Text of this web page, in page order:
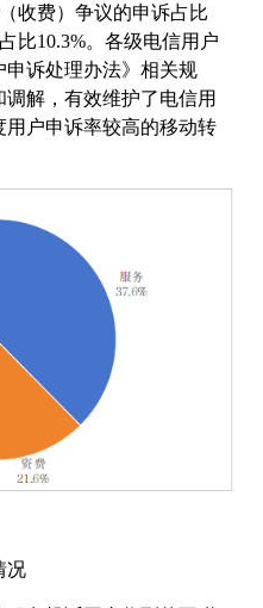
收费）争议的申诉占比
比10.3%。各级电信用户
申诉处理办法》相关规
解，有效维护了电信用
用户申诉率较高的移动转
况